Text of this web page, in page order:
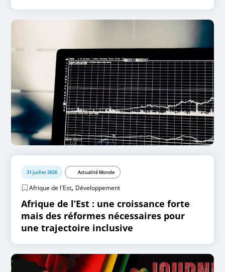
31 juillet 2026 Actualité Monde
Afrique de l'Est, Développement
Afrique de l’Est : une croissance forte
mais des réformes nécessaires pour
une trajectoire inclusive